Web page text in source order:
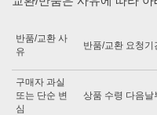
반품/교환 사
유
반품/교환 요청기
구매자 과실
또는 단순 변
심
상품 수령 다음날